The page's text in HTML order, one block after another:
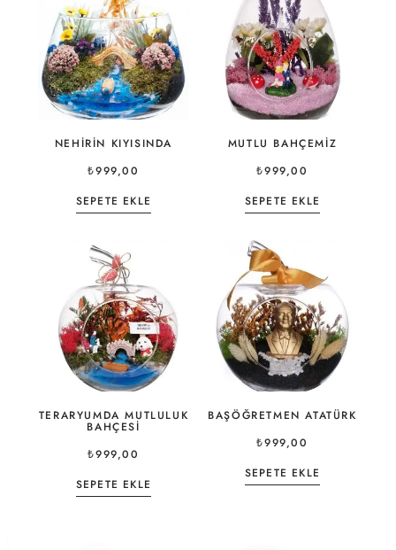
NEHIRIN KIYISINDA
₺999,00
SEPETE EKLE
MUTLU BAHÇEMIZ
₺999,00
SEPETE EKLE
TERARYUMDA MUTLULUK
BAHÇESI
₺999,00
SEPETE EKLE
BAŞÖĞRETMEN ATATÜRK
₺999,00
SEPETE EKLE